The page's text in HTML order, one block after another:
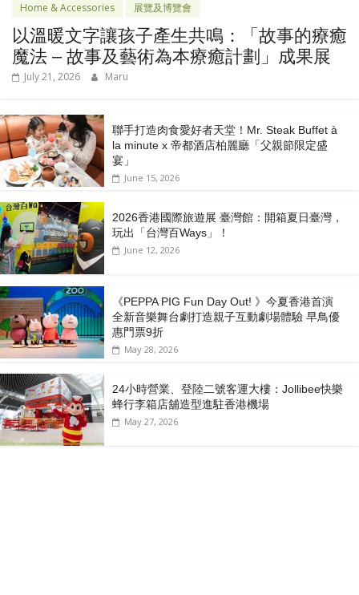
Home & Accessories 展覽及博覽會
以溫暖文字讓孩子產生共鳴：「故事的療癒
魔法 – 故事及藝術為本療癒計劃」成果展
July 21, 2026 Maru
聯手打造肉食愛好者天堂！Mr. Steak Buffet à
la minute x 帝都酒店柏麗廳「⽗親節限定盛
宴」
June 15, 2026
2026香港國際旅遊展 臺灣館：開箱夏日臺灣，
玩出「台灣百Ways」！
June 12, 2026
《PEPPA PIG Fun Day Out! 》今夏香港首演
全新音樂舞台劇打造親子互動劇場體驗 早鳥優
惠門票9折
May 28, 2026
24小時營業、登陸二號客運大樓：Jollibee快樂
蜂行李箱店舖造型進駐香港機場
May 27, 2026